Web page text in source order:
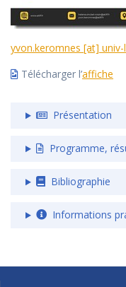
yvon.keromnes [at]
Télécharger l’affiche
Présentation
Programme,
Bibliographie
Informations